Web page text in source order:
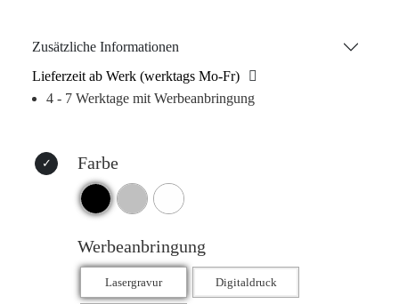
Zusätzliche Informationen
Lieferzeit ab Werk (werktags Mo-Fr)
4 - 7 Werktage mit Werbeanbringung
Farbe
Werbeanbringung